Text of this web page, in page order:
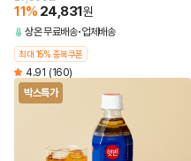
11% 24,831원
상온무료배송 업체배송
최대 15% 중복쿠폰
4.91 (160)
박스특가